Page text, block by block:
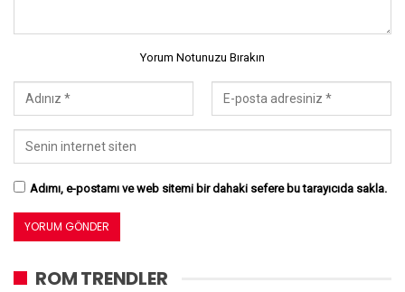
Yorum Notunuzu Bırakın
Adımı, e-postamı ve web sitemi bir dahaki sefere bu tarayıcıda sakla.
ROM TRENDLER